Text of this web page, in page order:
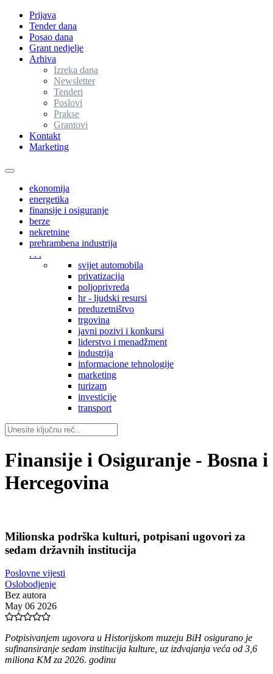
Prijava
Tender dana
Posao dana
Grant nedjelje
Arhiva
Izreka dana
Newsletter
Tenderi
Poslovi
Prakse
Grantovi
Kontakt
Marketing
Toggle
navigationekonomija
energetika
finansije i osiguranje
berze
nekretnine
prehrambena industrija
. . .
svijet automobila
privatizacija
poljoprivreda
hr - ljudski resursi
preduzetništvo
trgovina
javni pozivi i konkursi
liderstvo i menadžment
industrija
informacione tehnologije
marketing
turizam
investicije
transport
Finansije i Osiguranje - Bosna i
Hercegovina
Milionska podrška kulturi, potpisani ugovori za
sedam državnih institucija
Poslovne vijesti
Oslobodjenje
Bez autora
May 06 2026
Potpisivanjem ugovora u Historijskom muzeju BiH osigurano je
sufinansiranje sedam institucija kulture, uz izdvajanja veća od 3,6
miliona KM za 2026. godinu